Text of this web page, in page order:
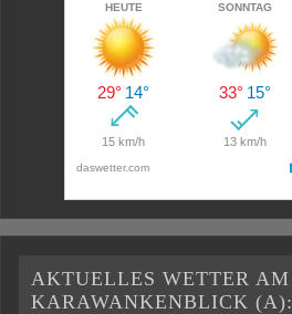
AKTUELLES WETTER AM
KARAWANKENBLICK (A):